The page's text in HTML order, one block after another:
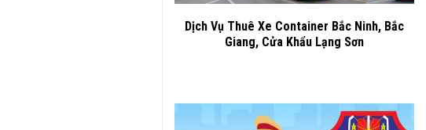
Dịch Vụ Thuê Xe Container Bắc Ninh, Bắc
Giang, Cửa Khẩu Lạng Sơn